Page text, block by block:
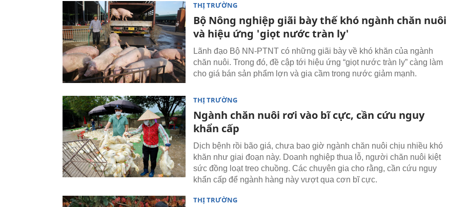
THỊ TRƯỜNG
Bộ Nông nghiệp giãi bày thế khó ngành chăn nuôi
và hiệu ứng 'giọt nước tràn ly'
Lãnh đạo Bộ NN-PTNT có những giãi bày về khó khăn của ngành
chăn nuôi. Trong đó, đề cập tới hiệu ứng “giọt nước tràn ly” càng làm
cho giá bán sản phẩm lợn và gia cầm trong nước giảm mạnh.
THỊ TRƯỜNG
Ngành chăn nuôi rơi vào bĩ cực, cần cứu nguy
khẩn cấp
Dịch bệnh rồi bão giá, chưa bao giờ ngành chăn nuôi chịu nhiều khó
khăn như giai đoạn này. Doanh nghiệp thua lỗ, người chăn nuôi kiệt
sức đồng loạt treo chuồng. Các chuyên gia cho rằng, cần cứu nguy
khẩn cấp để ngành hàng này vượt qua cơn bĩ cực.
THỊ TRƯỜNG